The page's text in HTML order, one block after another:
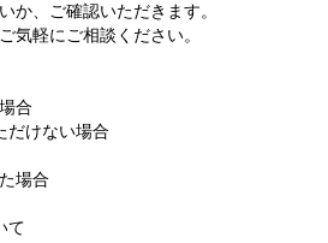
か、ご確認いただきます。
気軽にご相談ください。
合
だけない場合
場合
て